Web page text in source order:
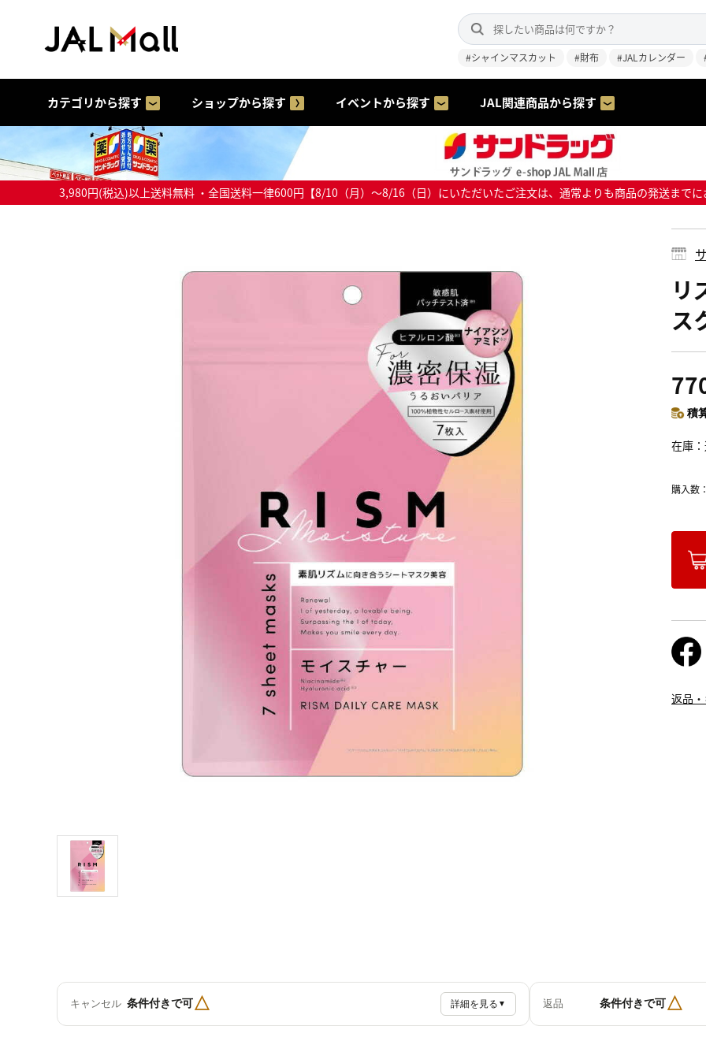
#シャインマスカット #財布 #JALカレンダー
カテゴリから探す ショップから探す イベントから探す JAL関連商品から探す
3,980円(税込)以上送料無料 ・全国送料一律600円【8/10（月）～8/16（日）にいただいたご注文は、通常よりも商品の発送まで
リ
ス
積
在庫
購入数：
返品
キャンセル 条件付きで可△ 詳細を見る ▼ 返品 条件付きで可△